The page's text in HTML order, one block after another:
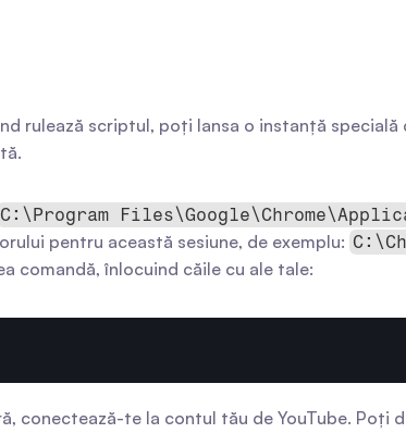
rulează scriptul, poți lansa o instanță
C:\Program
pentru această sesiune, de exemplu:
comandă, înlocuind căile cu ale tale:
conectează-te la contul tău de YouTube. Poți